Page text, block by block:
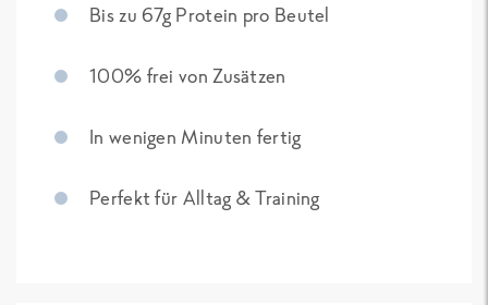
Bis zu 67g Protein pro Beutel
100% frei von Zusätzen
In wenigen Minuten fertig
Perfekt für Alltag & Training